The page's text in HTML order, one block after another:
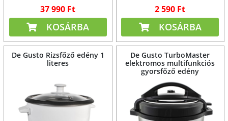
37 990 Ft
KOSÁRBA
2 590 Ft
KOSÁRBA
De Gusto Rizsfőző edény 1
literes
De Gusto TurboMaster
elektromos multifunkciós
gyorsfőző edény